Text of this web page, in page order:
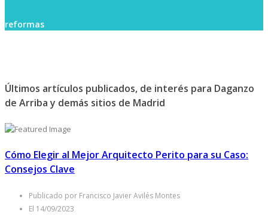
reformas
Últimos artículos publicados, de interés para Daganzo
de Arriba y demás sitios de Madrid
Cómo Elegir al Mejor Arquitecto Perito para su Caso:
Consejos Clave
Publicado por Francisco Javier Avilés Montes
El 14/09/2023